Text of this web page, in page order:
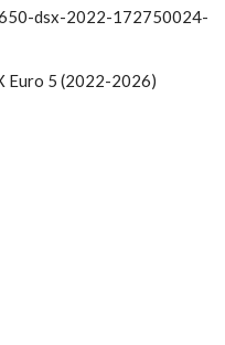
dsx-2022-172750024-
Euro 5 (2022-2026)